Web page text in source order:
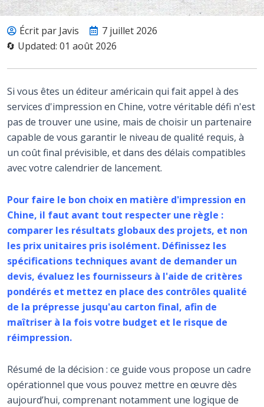
Écrit par Javis
7 juillet 2026
🔄 Updated: 01 août 2026
Si vous êtes un éditeur américain qui fait appel à des
services d'impression en Chine, votre véritable défi n'est
pas de trouver une usine, mais de choisir un partenaire
capable de vous garantir le niveau de qualité requis, à
un coût final prévisible, et dans des délais compatibles
avec votre calendrier de lancement.
Pour faire le bon choix en matière d'impression en
Chine, il faut avant tout respecter une règle :
comparer les résultats globaux des projets, et non
les prix unitaires pris isolément. Définissez les
spécifications techniques avant de demander un
devis, évaluez les fournisseurs à l'aide de critères
pondérés et mettez en place des contrôles qualité
de la prépresse jusqu'au carton final, afin de
maîtriser à la fois votre budget et le risque de
réimpression.
Résumé de la décision : ce guide vous propose un cadre
opérationnel que vous pouvez mettre en œuvre dès
aujourd’hui, comprenant notamment une logique de